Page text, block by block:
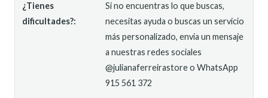
¿Tienes
dificultades?:
Si no encuentras lo que buscas,
necesitas ayuda o buscas un servicio
más personalizado, envía un mensaje
a nuestras redes sociales
@julianaferreirastore o WhatsApp
915 561 372